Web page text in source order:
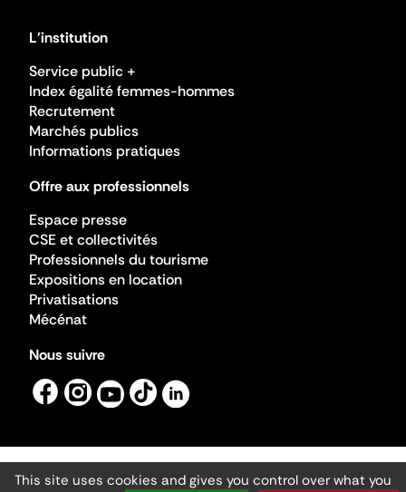
L'institution
Service public +
Index égalité femmes-hommes
Recrutement
Marchés publics
Informations pratiques
Offre aux professionnels
Espace presse
CSE et collectivités
Professionnels du tourisme
Expositions en location
Privatisations
Mécénat
Nous suivre
Mentions légales
This site uses cookies and gives you control over what you